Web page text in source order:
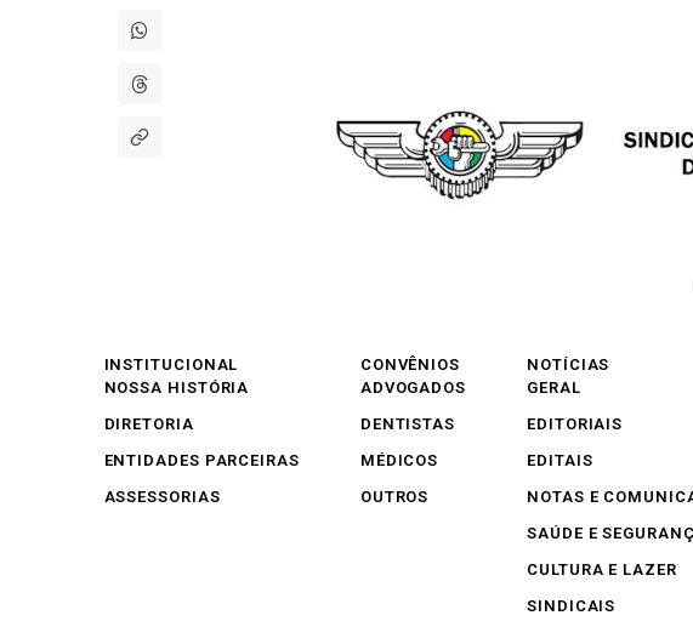
INSTITUCIONAL
NOSSA HISTÓRIA
DIRETORIA
ENTIDADES PARCEIRAS
ASSESSORIAS
CONVÊNIOS
ADVOGADOS
DENTISTAS
MÉDICOS
OUTROS
NOTÍCIAS
GERAL
EDITORIAIS
EDITAIS
NOTAS E
SAÚDE E
CULTURA E LAZER
SINDICAIS